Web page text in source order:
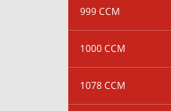
999 CCM
1000 CCM
1078 CCM